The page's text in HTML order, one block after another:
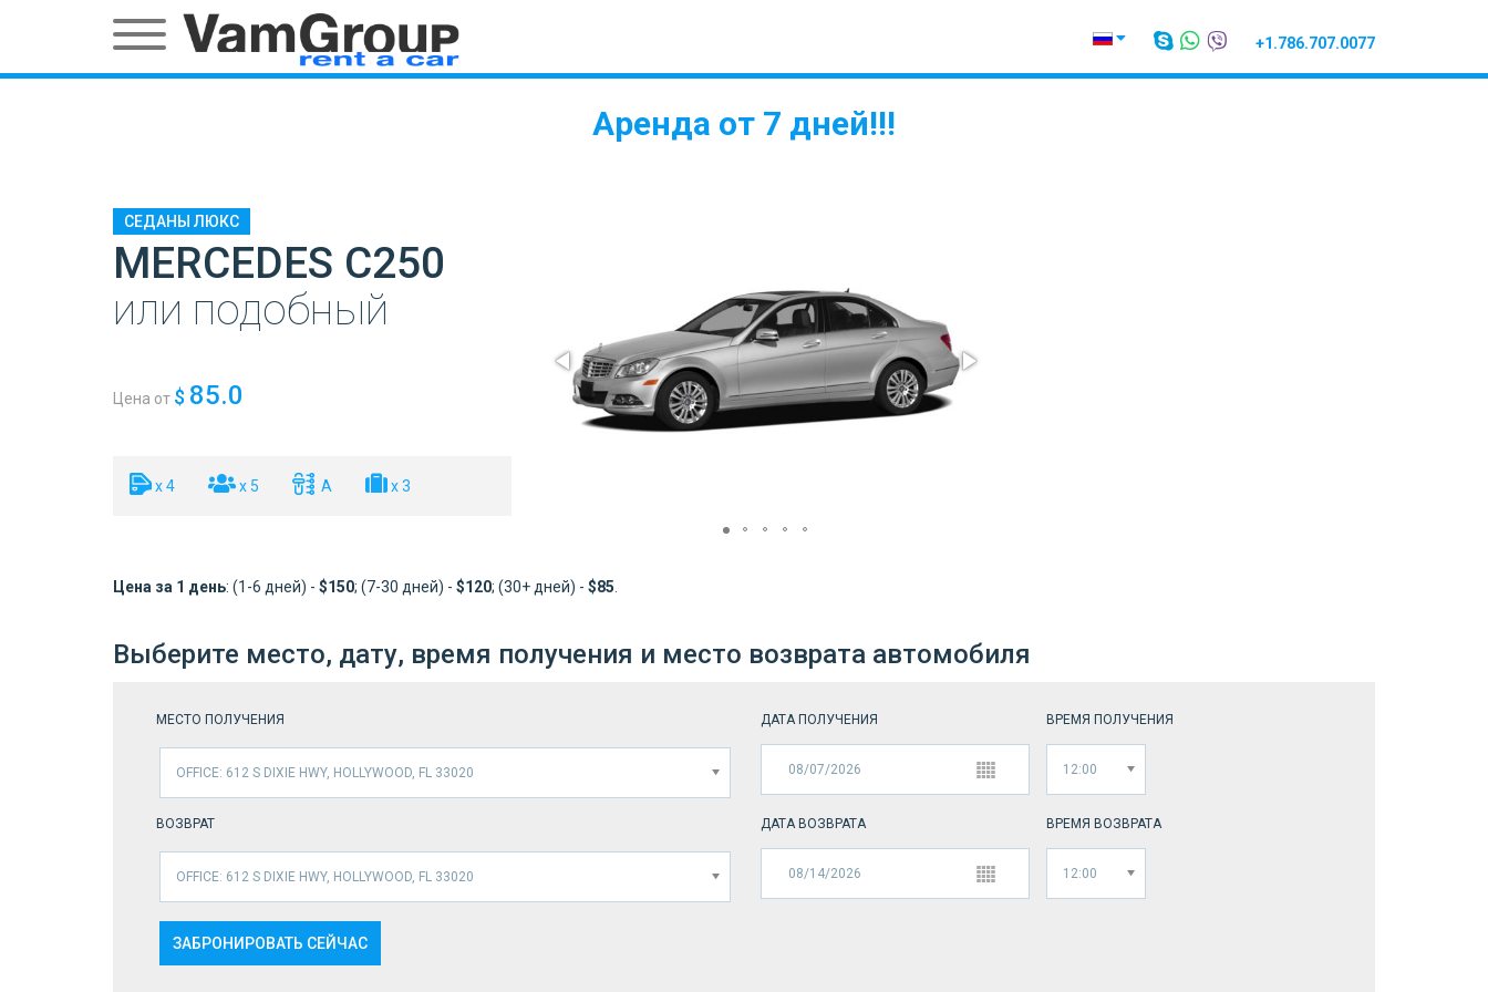
+1.786.707.0077
Аренда от 7 дней!!!
СЕДАНЫ ЛЮКС
MERCEDES C250
или подобный
Цена от $ 85.0
x 4 x 5 A x 3
Цена за 1 день: (1-6 дней) - $150; (7-30 дней) - $120; (30+ дней) - $85
Выберите место, дату, время получения и место возврата автомобиля
МЕСТО ПОЛУЧЕНИЯ
OFFICE: 612 S DIXIE HWY, HOLLYWOOD, FL 33020
ДАТА ПОЛУЧЕНИЯ ВРЕМЯ ПОЛУЧЕНИЯ
12:00
ВОЗВРАТ
OFFICE: 612 S DIXIE HWY, HOLLYWOOD, FL 33020
ДАТА ВОЗВРАТА ВРЕМЯ ВОЗВРАТА
12:00